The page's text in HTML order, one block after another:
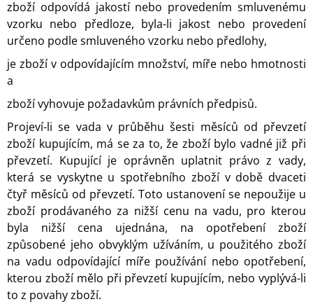
zboží odpovídá jakostí nebo provedením smluvenému
vzorku nebo předloze, byla-li jakost nebo provedení
určeno podle smluveného vzorku nebo předlohy,
je zboží v odpovídajícím množství, míře nebo hmotnosti
a
zboží vyhovuje požadavkům právních předpisů.
Projeví-li se vada v průběhu šesti měsíců od převzetí
zboží kupujícím, má se za to, že zboží bylo vadné již při
převzetí. Kupující je oprávněn uplatnit právo z vady,
která se vyskytne u spotřebního zboží v době dvaceti
čtyř měsíců od převzetí. Toto ustanovení se nepoužije u
zboží prodávaného za nižší cenu na vadu, pro kterou
byla nižší cena ujednána, na opotřebení zboží
způsobené jeho obvyklým užíváním, u použitého zboží
na vadu odpovídající míře používání nebo opotřebení,
kterou zboží mělo při převzetí kupujícím, nebo vyplývá-li
to z povahy zboží.